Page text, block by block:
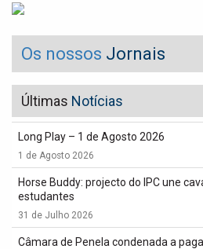
Os nossos Jornais
Últimas Notícias
Long Play – 1 de Agosto 2026
1 de Agosto 2026
Horse Buddy: projecto do IPC une
estudantes
31 de Julho 2026
Câmara de Penela condenada a